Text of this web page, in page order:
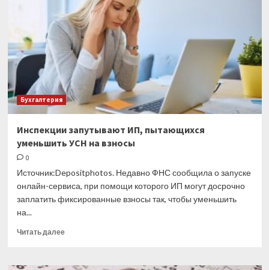
надбавок
по
взносам
на
травматизм
Бухгалтерия
Инспекции запутывают ИП, пытающихся
уменьшить УСН на взносы
0
Источник:Depositphotos. Недавно ФНС сообщила о запуске
онлайн-сервиса, при помощи которого ИП могут досрочно
заплатить фиксированные взносы так, чтобы уменьшить
на...
Читать далееПрочитать
Инспекции